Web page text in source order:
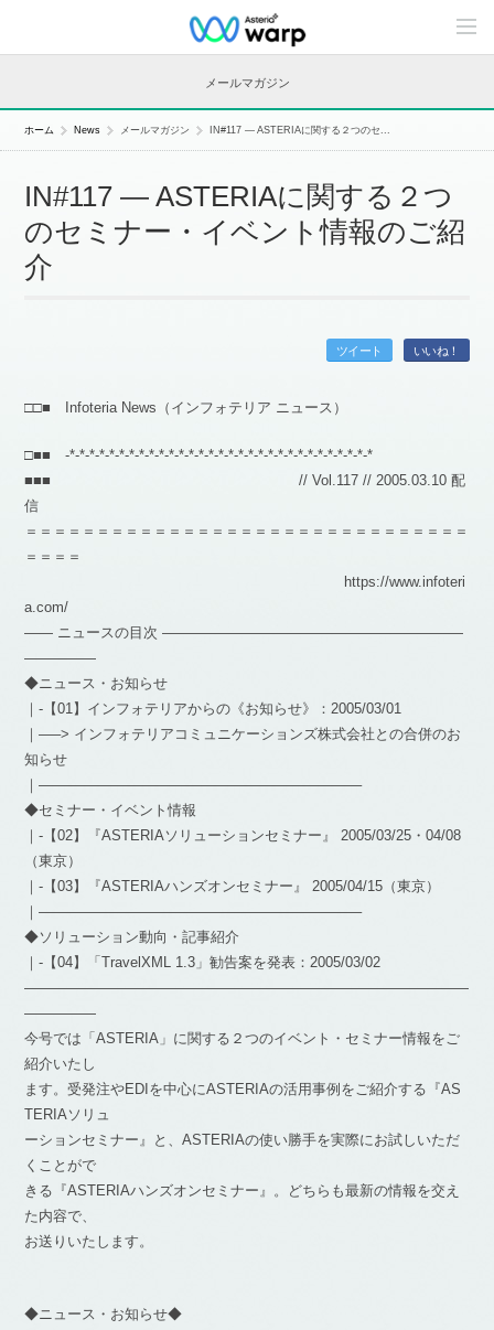
C
n
n
メールマガジン
ホーム News メールマガジン IN#117 — ASTERIAに関する２つのセ...
IN#117 — ASTERIAに関する２つ
のセミナー・イベント情報のご紹
介
ツイート いいね！
□□■ Infoteria News（インフォテリア ニュース）
□■■ -*-*-*-*-*-*-*-*-*-*-*-*-*-*-*-*-*-*-*-*-*-*-*-*-*-*-*-*-*-*-*
■■■ // Vol.117 // 2005.03.10 配
信
＝＝＝＝＝＝＝＝＝＝＝＝＝＝＝＝＝＝＝＝＝＝＝＝＝＝＝＝＝＝＝
＝＝＝＝
https://www.infoteri
a.com/
―― ニュースの目次 ―――――――――――――――――――――
―――――
◆ニュース・お知らせ
｜-【01】インフォテリアからの《お知らせ》：2005/03/01
｜—–> インフォテリアコミュニケーションズ株式会社との合併のお
知らせ
｜——————————————————————–
◆セミナー・イベント情報
｜-【02】『ASTERIAソリューションセミナー』 2005/03/25・04/08
（東京）
｜-【03】『ASTERIAハンズオンセミナー』 2005/04/15（東京）
｜——————————————————————–
◆ソリューション動向・記事紹介
｜-【04】「TravelXML 1.3」勧告案を発表：2005/03/02
―――――――――――――――――――――――――――――――
―――――
今号では「ASTERIA」に関する２つのイベント・セミナー情報をご
紹介いたし
ます。受発注やEDIを中心にASTERIAの活用事例をご紹介する『AS
TERIAソリュ
ーションセミナー』と、ASTERIAの使い勝手を実際にお試しいただ
くことがで
きる『ASTERIAハンズオンセミナー』。どちらも最新の情報を交え
た内容で、
お送りいたします。
◆ニュース・お知らせ◆